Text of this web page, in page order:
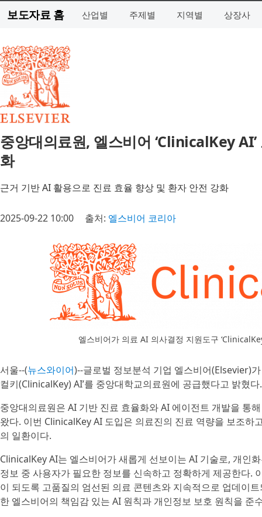
보도자료 홈 산업별 주제별 지역별 상장사
중앙대의료원, 엘스비어 ‘ClinicalKey
화
근거 기반 AI 활용으로 진료 효율 향상 및 환자 안전 강화
2025-09-22 10:00 출처: 엘스비어 코리아
엘스비어가 의료 AI 의사결정 지원도구
서울--(뉴스와이어)--글로벌 정보분석 기업 엘스비어(Elsevier)
컬키(ClinicalKey) AI’를 중앙대학교의료원에 공급했다고 밝혔다.
중앙대의료원은 AI 기반 진료 효율화와 AI 에이전트 개발을 통
왔다. 이번 ClinicalKey AI 도입은 의료진의 진료 역량을 보조하
의 일환이다.
ClinicalKey AI는 엘스비어가 새롭게 선보이는 AI 기술로, 개인
정보 중 사용자가 필요한 정보를 신속하고 정확하게 제공한다.
이 되도록 고품질의 엄선된 의료 콘텐츠와 지속적으로 업데이
한 엘스비어의 책임감 있는 AI 원칙과 개인정보 보호 원칙을 준